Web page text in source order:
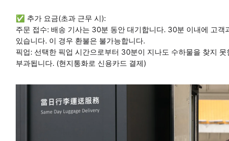
✅ 추가 요금(초과 근무 시):
주문 접수: 배송 기사는 30분 동안 대기합니다. 30분 이내에 고
있습니다. 이 경우 환불은 불가능합니다.
픽업: 선택한 픽업 시간으로부터 30분이 지나도 수하물을 찾지
부과됩니다. (현지통화로 신용카드 결제)